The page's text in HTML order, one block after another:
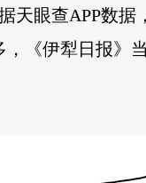
天眼查APP数
《伊犁日报》